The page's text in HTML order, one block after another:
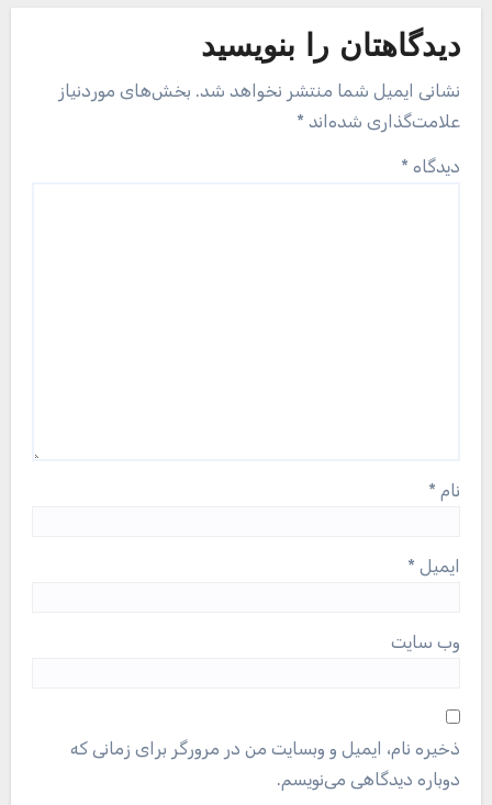
دیدگاهتان را بنویسید
نشانی ایمیل شما منتشر نخواهد شد. بخش‌های موردنیاز
علامت‌گذاری شده‌اند *
دیدگاه *
نام *
ایمیل *
وب‌ سایت
ذخیره نام، ایمیل و وبسایت من در مرورگر برای زمانی که
دوباره دیدگاهی می‌نویسم.